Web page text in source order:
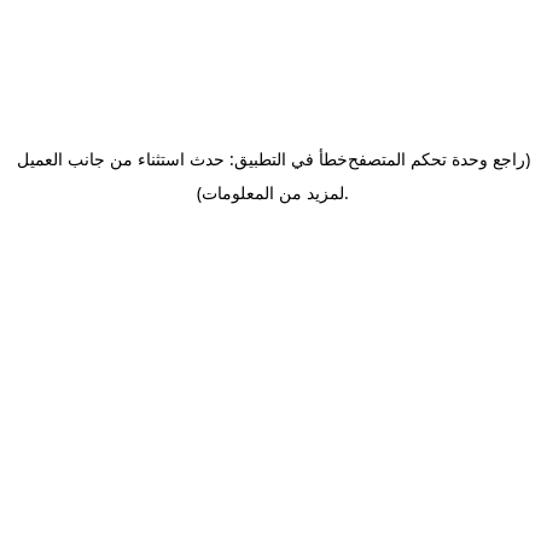
خطأ في التطبيق: حدث استثناء من جانب العميل(راجع وحدة تحكم المتصفح
لمزيد من المعلومات).